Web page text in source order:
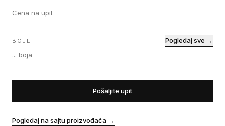
Cena na upit
BOJE
... boja
Pogledaj sve →
Pošaljite upit
Pogledaj na sajtu proizvođača →